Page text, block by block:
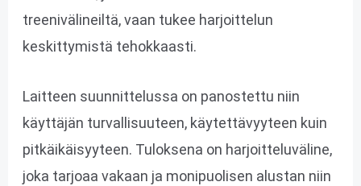
treenivälineiltä, vaan tukee harjoittelun
keskittymistä tehokkaasti.
Laitteen suunnittelussa on panostettu niin
käyttäjän turvallisuuteen, käytettävyyteen kuin
pitkäikäisyyteen. Tuloksena on harjoitteluväline,
joka tarjoaa vakaan ja monipuolisen alustan niin